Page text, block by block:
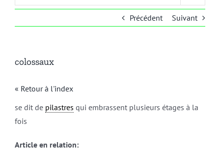
Précédent Suivant
colossaux
« Retour à l'index
se dit de pilastres qui embrassent plusieurs étages à la
fois
Article en relation: